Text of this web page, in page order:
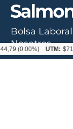
Bolsa Laboral
Nosotros
UTM: $71.649